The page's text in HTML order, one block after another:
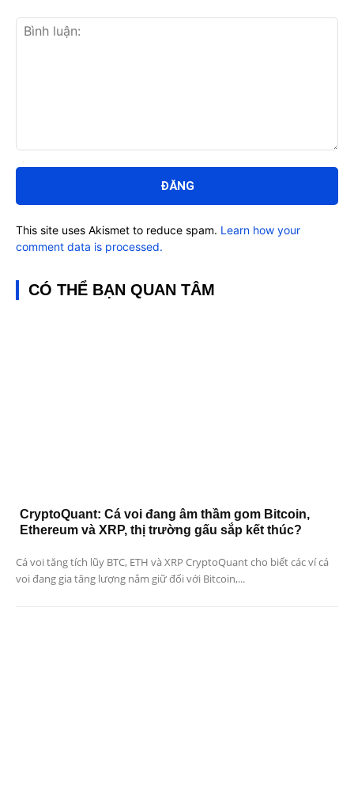
luận:
This site uses Akismet to reduce spam. Learn how your
comment data is processed.
CÓ THỂ BẠN QUAN TÂM
CryptoQuant: Cá voi đang âm thầm gom Bitcoin,
Ethereum và XRP, thị trường gấu sắp kết thúc?
Cá voi tăng tích lũy BTC, ETH và XRP CryptoQuant cho biết các ví cá
voi đang gia tăng lượng nắm giữ đối với Bitcoin,...